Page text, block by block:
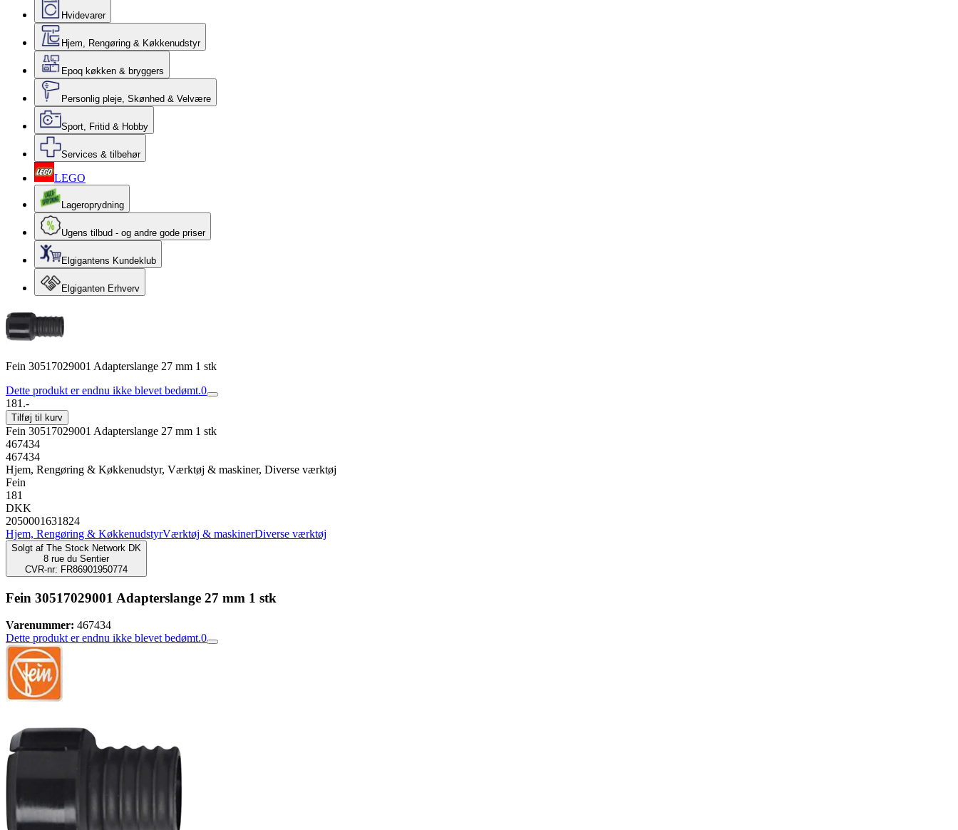
Hvidevarer
Hjem, Rengøring & Køkkenudstyr
Epoq køkken & bryggers
Personlig pleje, Skønhed & Velvære
Sport, Fritid & Hobby
Services & tilbehør
LEGO
Lageroprydning
Ugens tilbud - og andre gode priser
Elgigantens Kundeklub
Elgiganten Erhverv
Fein 30517029001 Adapterslange 27 mm 1 stk
Dette produkt er endnu ikke blevet bedømt.0
181.-
Tilføj til kurv
Fein 30517029001 Adapterslange 27 mm 1 stk
467434
467434
Hjem, Rengøring & Køkkenudstyr, Værktøj & maskiner, Diverse værktøj
Fein
181
DKK
2050001631824
Hjem, Rengøring & KøkkenudstyrVærktøj & maskinerDiverse værktøj
Solgt af The Stock Network DK
8 rue du Sentier
CVR-nr: FR86901950774
Fein 30517029001 Adapterslange 27 mm 1 stk
Varenummer: 467434
Dette produkt er endnu ikke blevet bedømt.0